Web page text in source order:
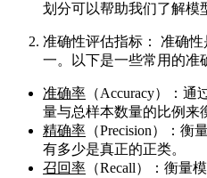
划分可以帮助我们了解模
准确性评估指标： 准确
一。以下是一些常用的准
准确率 （Accuracy）：
量与总样本数量的比例来
精确率 （Precision）：
有多少是真正的正类。
召回率 （Recall）：衡量